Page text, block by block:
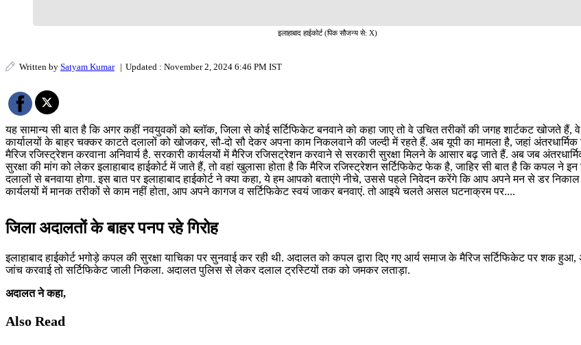
इलाहाबाद हाईकोर्ट (पिक सौजन्य से: X)
Written by Satyam Kumar | Updated : November 2, 2024 6:46 PM IST
यह सामान्य सी बात है कि अगर कहीं नवयुवकों को ब्लॉक, जिला से कोई सर्टिफिकेट बनवाने को कहा जाए तो वे उचित तरीकों की जगह शार्टकट खोजते हैं,
कार्यालयों के बाहर चक्कर काटते दलालों को खोजकर, सौ-दो सौ देकर अपना काम निकलवाने की जल्दी में रहते हैं. अब यूपी का मामला है, जहां अंतरधार्मिक
मैरिज रजिस्ट्रेशन करवाना अनिवार्य है. सरकारी कार्यलयों में मैरिज रजिसट्रेशन करवाने से सरकारी सुरक्षा मिलने के आसार बढ़ जाते हैं. अब जब
सुरक्षा की मांग को लेकर इलाहाबाद हाईकोर्ट में जाते हैं, तो वहां खुलासा होता है कि मैरिज रजिस्ट्रेशन सर्टिफिकेट फेक है, जाहिर सी बात है कि कपल ने
दलालों से बनवाया होगा. इस बात पर इलाहाबाद हाईकोर्ट ने क्या कहा, ये हम आपको बताएंगे नीचे, उससे पहले निवेदन करेंगे कि आप अपने मन से डर
कार्यलयों में मानक तरीकों से काम नहीं होता, आप अपने कागज व सर्टिफिकेट स्वयं जाकर बनवाएं. तो आइये चलते असल घटनाक्रम पर....
जिला अदालतों के बाहर पनप रहे गिरोह
इलाहाबाद हाईकोर्ट भगोड़े कपल की सुरक्षा याचिका पर सुनवाई कर रही थी. अदालत को कपल द्वारा दिए गए आर्य समाज के मैरिज सर्टिफिकेट पर शक
जांच करवाई तो सर्टिफिकेट जाली निकला. अदालत पुलिस से लेकर दलाल ट्रस्टियों तक को जमकर लताड़ा.
अदालत ने कहा,
Also Read